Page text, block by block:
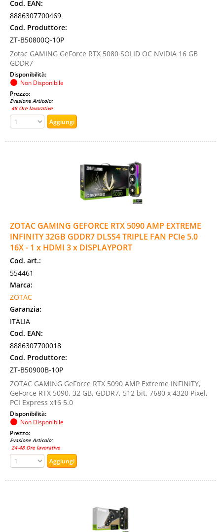
Cod. EAN:
8886307700469
Cod. Produttore:
ZT-B50800Q-10P
Zotac GAMING GeForce RTX 5080 SOLID OC NVIDIA 16 GB
GDDR7
Disponibilità:
Non Disponibile
Prezzo:
Evasione Articolo:
48 Ore lavorative
ZOTAC GAMING GEFORCE RTX 5090 AMP EXTREME
INFINITY 32GB GDDR7 DLSS4 TRIPLE FAN PCIe 5.0
16X - 1 x HDMI 3 x DISPLAYPORT
Cod. art.:
554461
Marca:
ZOTAC
Garanzia:
ITALIA
Cod. EAN:
8886307700018
Cod. Produttore:
ZT-B50900B-10P
ZOTAC GAMING GeForce RTX 5090 AMP Extreme INFINITY,
GeForce RTX 5090, 32 GB, GDDR7, 512 bit, 7680 x 4320 Pixel,
PCI Express x16 5.0
Disponibilità:
Non Disponibile
Prezzo:
Evasione Articolo:
24-48 Ore lavorative